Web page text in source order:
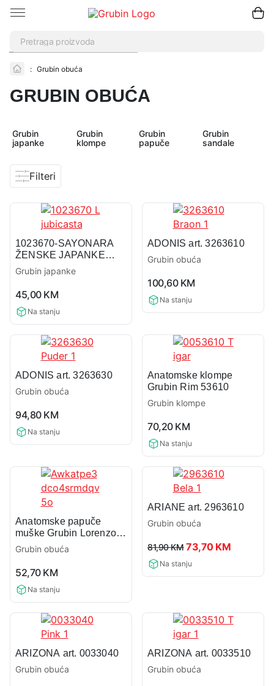
: Grubin obuća
GRUBIN OBUĆA
Grubin
japanke
Grubin
klompe
Grubin
papuče
Grubin
sandale
Filteri
1023670-SAYONARA
ŽENSKE JAPANKE
FLUORESCENTNE
Grubin japanke
rating
45,00 KM
Na stanju
ADONIS art. 3263610
Grubin obuća
rating
100,60 KM
Na stanju
ADONIS art. 3263630
Grubin obuća
rating
94,80 KM
Na stanju
Anatomske klompe
Grubin Rim 53610
Grubin klompe
rating
70,20 KM
Na stanju
Anatomske papuče
muške Grubin Lorenzo
142405
Grubin obuća
rating
52,70 KM
Na stanju
ARIANE art. 2963610
Grubin obuća
rating
81,90KM Original
price
was:
73,70 KMCurrent
Na stanju
ARIZONA art. 0033040
Grubin obuća
ARIZONA art. 0033510
Grubin obuća